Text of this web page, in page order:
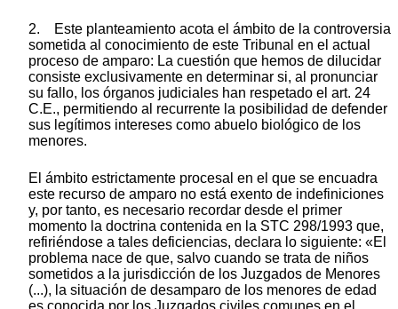
2. Este planteamiento acota el ámbito de la controversia
sometida al conocimiento de este Tribunal en el actual
proceso de amparo: La cuestión que hemos de dilucidar
consiste exclusivamente en determinar si, al pronunciar
su fallo, los órganos judiciales han respetado el art. 24
C.E., permitiendo al recurrente la posibilidad de defender
sus legítimos intereses como abuelo biológico de los
menores.
El ámbito estrictamente procesal en el que se encuadra
este recurso de amparo no está exento de indefiniciones
y, por tanto, es necesario recordar desde el primer
momento la doctrina contenida en la STC 298/1993 que,
refiriéndose a tales deficiencias, declara lo siguiente: «El
problema nace de que, salvo cuando se trata de niños
sometidos a la jurisdicción de los Juzgados de Menores
(...), la situación de desamparo de los menores de edad
es conocida por los Juzgados civiles comunes en el